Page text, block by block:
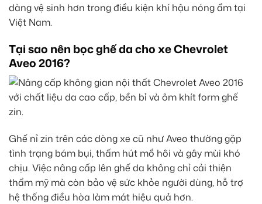
dàng vệ sinh hơn trong điều kiện khí hậu nóng ẩm tại
Việt Nam.
Tại sao nên bọc ghế da cho xe Chevrolet
Aveo 2016?
Ghế nỉ zin trên các dòng xe cũ như Aveo thường gặp
tình trạng bám bụi, thấm hút mồ hôi và gây mùi khó
chịu. Việc nâng cấp lên ghế da không chỉ cải thiện
thẩm mỹ mà còn bảo vệ sức khỏe người dùng, hỗ trợ
hệ thống điều hòa làm mát hiệu quả hơn.